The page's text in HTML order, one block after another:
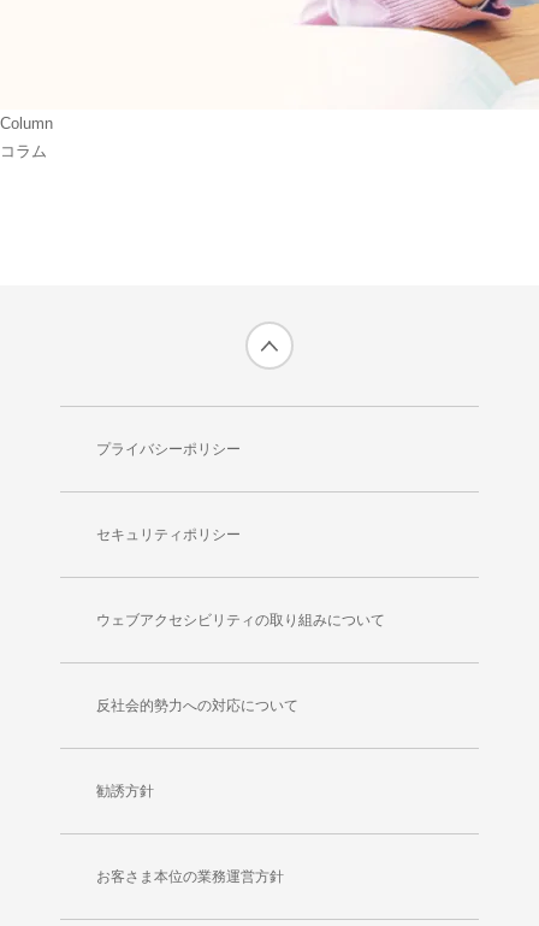
Column
コラム
プライバシーポリシー
セキュリティポリシー
ウェブアクセシビリティの取り組みについて
反社会的勢力への対応について
勧誘方針
お客さま本位の業務運営方針